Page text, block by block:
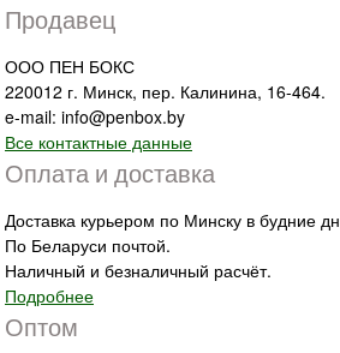
Продавец
ООО ПЕН БОКС
220012 г. Минск, пер. Калинина, 16-464.
e-mail: info@penbox.by
Все контактные данные
Оплата и доставка
Доставка курьером по Минску в будние
По Беларуси почтой.
Наличный и безналичный расчёт.
Подробнее
Оптом